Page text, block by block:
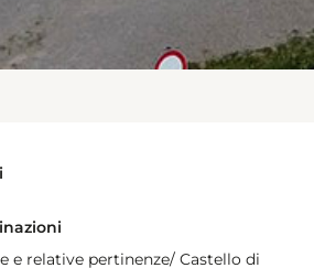
e relative pertinenze/ Castello di